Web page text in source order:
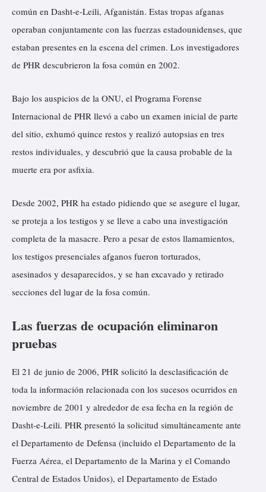
común en Dasht-e-Leili, Afganistán. Estas tropas afganas
operaban conjuntamente con las fuerzas estadounidenses, que
estaban presentes en la escena del crimen. Los investigadores
de PHR descubrieron la fosa común en 2002.
Bajo los auspicios de la ONU, el Programa Forense
Internacional de PHR llevó a cabo un examen inicial de parte
del sitio, exhumó quince restos y realizó autopsias en tres
restos individuales, y descubrió que la causa probable de la
muerte era por asfixia.
Desde 2002, PHR ha estado pidiendo que se asegure el lugar,
se proteja a los testigos y se lleve a cabo una investigación
completa de la masacre. Pero a pesar de estos llamamientos,
los testigos presenciales afganos fueron torturados,
asesinados y desaparecidos, y se han excavado y retirado
secciones del lugar de la fosa común.
Las fuerzas de ocupación eliminaron
pruebas
El 21 de junio de 2006, PHR solicitó la desclasificación de
toda la información relacionada con los sucesos ocurridos en
noviembre de 2001 y alrededor de esa fecha en la región de
Dasht-e-Leili. PHR presentó la solicitud simultáneamente ante
el Departamento de Defensa (incluido el Departamento de la
Fuerza Aérea, el Departamento de la Marina y el Comando
Central de Estados Unidos), el Departamento de Estado